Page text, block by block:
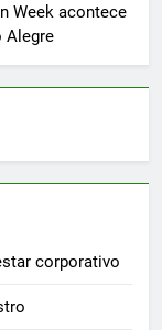
Week acontece
Alegre
corporativo